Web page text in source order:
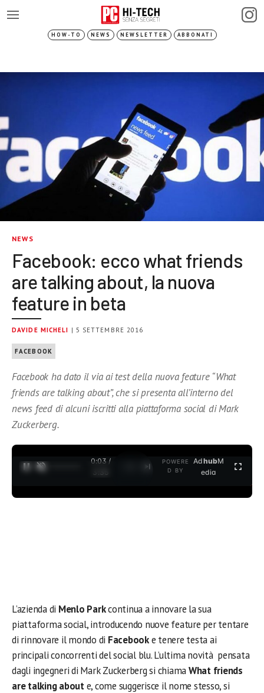
HOW-TO NEWS NEWSLETTER ABBONATI
NEWS
Facebook: ecco what friends
are talking about, la nuova
feature in beta
DAVIDE MICHELI | 5 SETTEMBRE 2016
FACEBOOK
Facebook ha dato il via ai test della nuova feature “What
friends are talking about”, che si presenta all’interno del
news feed di alcuni iscritti alla piattaforma social di Mark
Zuckerberg.
0:04 /
3:35
POWERE
D BY
AdhubM
edia
L’azienda di Menlo Parkcontinua a innovare la sua
piattaforma social, introducendo nuove feature per tentare
di rinnovare il mondo di Facebooke tenere testa ai
principali concorrenti del social blu. L’ultima novità pensata
dagli ingegneri di Mark Zuckerberg si chiamaWhat friends
are talking aboute, come suggerisce il nome stesso, si